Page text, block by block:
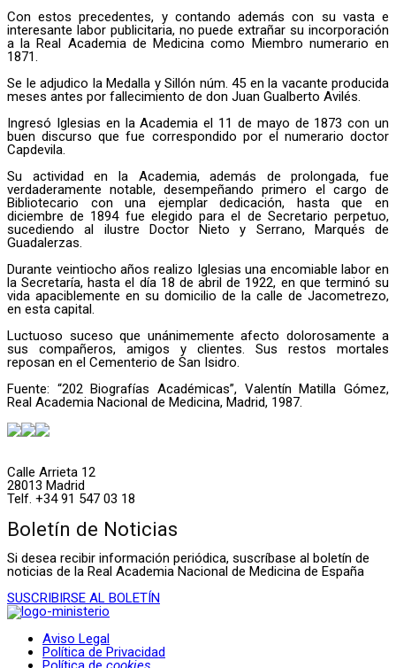
Con estos precedentes, y contando además con su vasta e
interesante labor publicitaria, no puede extrañar su incorporación
a la Real Academia de Medicina como Miembro numerario en
1871.
Se le adjudico la Medalla y Sillón núm. 45 en la vacante producida
meses antes por fallecimiento de don Juan Gualberto Avilés.
Ingresó Iglesias en la Academia el 11 de mayo de 1873 con un
buen discurso que fue correspondido por el numerario doctor
Capdevila.
Su actividad en la Academia, además de prolongada, fue
verdaderamente notable, desempeñando primero el cargo de
Bibliotecario con una ejemplar dedicación, hasta que en
diciembre de 1894 fue elegido para el de Secretario perpetuo,
sucediendo al ilustre Doctor Nieto y Serrano, Marqués de
Guadalerzas.
Durante veintiocho años realizo Iglesias una encomiable labor en
la Secretaría, hasta el día 18 de abril de 1922, en que terminó su
vida apaciblemente en su domicilio de la calle de Jacometrezo,
en esta capital.
Luctuoso suceso que unánimemente afecto dolorosamente a
sus compañeros, amigos y clientes. Sus restos mortales
reposan en el Cementerio de San Isidro.
Fuente: “202 Biografías Académicas”, Valentín Matilla Gómez,
Real Academia Nacional de Medicina, Madrid, 1987.
Calle Arrieta 12
28013 Madrid
Telf. +34 91 547 03 18
Boletín de Noticias
Si desea recibir información periódica, suscríbase al boletín de
noticias de la Real Academia Nacional de Medicina de España
SUSCRIBIRSE AL BOLETÍN
Aviso Legal
Política de Privacidad